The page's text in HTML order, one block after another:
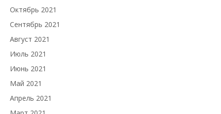
Октябрь 2021
Сентябрь 2021
Август 2021
Июль 2021
Июнь 2021
Май 2021
Апрель 2021